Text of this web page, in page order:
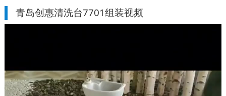
青岛创惠清洗台7701组装视频